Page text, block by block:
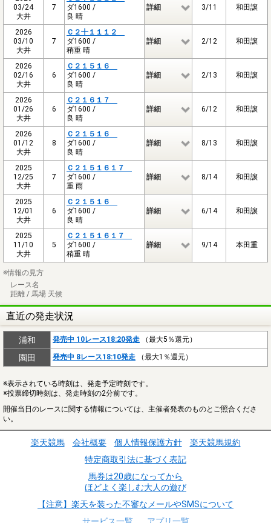
03/24
大井
7
ダ1600 /
良 晴
詳細 3/11 和田譲
2026
03/10
大井
7
Ｃ２十１１１２
ダ1600 /
稍重 晴
詳細 2/12 和田譲
2026
02/16
大井
6
Ｃ２１５１６
ダ1600 /
良 晴
詳細 2/13 和田譲
2026
01/26
大井
6
Ｃ２１６１７
ダ1600 /
良 晴
詳細 6/12 和田譲
2026
01/12
大井
8
Ｃ２１５１６
ダ1600 /
良 晴
詳細 8/13 和田譲
2025
12/25
大井
7
Ｃ２１５１６１７
ダ1600 /
重 雨
詳細 8/14 和田譲
2025
12/01
大井
6
Ｃ２１５１６
ダ1600 /
良 晴
詳細 6/14 和田譲
2025
11/10
大井
5
Ｃ２１５１６１７
ダ1600 /
稍重 晴
詳細 9/14 本田重
※情報の見方
レース名
距離 / 馬場 天候
直近の発走状況
浦和 発売中 10レース18:20発走 （最大5％還元）
園田 発売中 8レース18:10発走 （最大1％還元）
※表示されている時刻は、発走予定時刻です。
※投票締切時刻は、発走時刻の2分前です。
開催当日のレースに関する情報については、主催者発表のものとご照合くださ
い。
楽天競馬 会社概要 個人情報保護方針
楽天競馬規約
特定商取引法に基づく表記
馬券は20歳になってから
ほどよく楽しむ大人の遊び
【注意】楽天を装った不審なメールやSMSについて
サービス一覧
アプリ一覧